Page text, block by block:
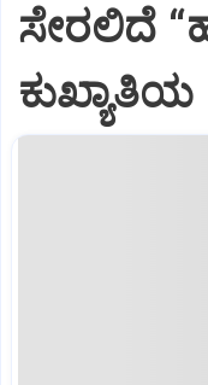
ಸೇರಲಿದೆ